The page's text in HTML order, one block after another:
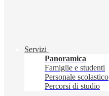
Servizi
Panoramica
Famiglie e studenti
Personale scolastico
Percorsi di studio